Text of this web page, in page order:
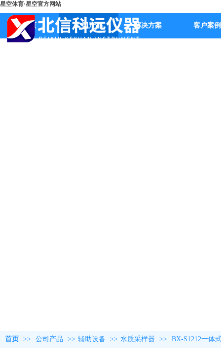
星空体育·星空官方网站
首页 公司产品 解决方案 客户案例
首页 >> 公司产品 >> 辅助设备 >> 水质采样器 >> BX-S1212一体